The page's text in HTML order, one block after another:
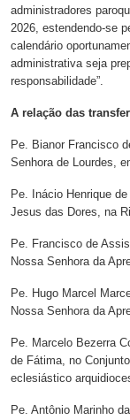
administradores
2026, estendendo-se
calendário
administrativa seja
responsabilidade”.
A relação das
Pe. Bianor Francisco
Senhora de Lourdes,
Pe. Inácio Henrique
Jesus das Dores, na
Pe. Francisco de
Nossa Senhora da
Pe. Hugo Marcel
Nossa Senhora da
Pe. Marcelo Bezerra
de Fátima, no
eclesiástico
Pe. Antônio Marinho